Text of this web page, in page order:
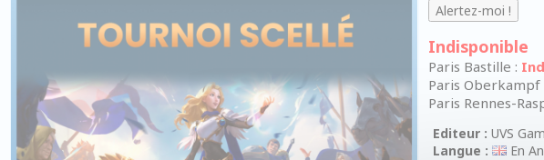
Indisponible
Paris Bastille :
Paris Oberkampf
Paris Rennes-
Editeur : UVS
Langue :
En